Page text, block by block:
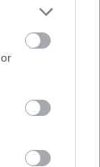
η
Lisztκαι
και